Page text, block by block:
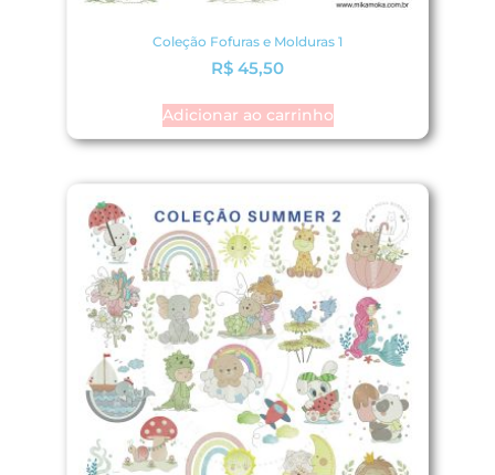
Coleção Fofuras e Molduras 1
R$ 45,50
Adicionar ao carrinho